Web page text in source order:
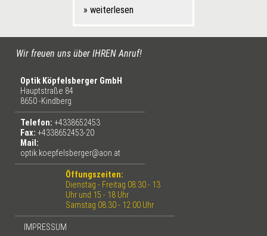
» weiterlesen
Wir freuen uns über IHREN Anruf!
Optik Köpfelsberger GmbH
Hauptstraße 84
8650 -Kindberg
Telefon: +4338652453
Fax: +4338652453-20
Mail:
optik.koepfelsberger@aon.at
Öffungszeiten:
Dienstag - Freitag 08:30 - 13
Uhr und 15 - 18 Uhr
Samstag 08:30 - 12:00 Uhr
IMPRESSUM